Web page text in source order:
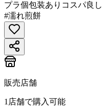
プラ個包装あり コスパ良し
#濡れ煎餅
販売店舗
1 店舗で購入可能